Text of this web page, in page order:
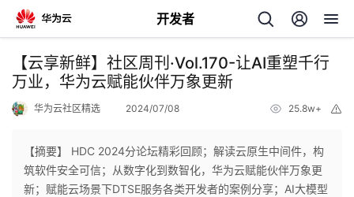
开发者
返
回
个
【云享新鲜】社区周刊·Vol.170-让AI重塑千行
万业，华为云赋能伙伴万象更新
华为云社区精选 2024/07/08 25.8w+
【摘要】 HDC 2024分论坛精彩回顾；解读云原生中间件，构
筑软件安全可信；从数字化到数智化，华为云赋能伙伴万象更
新；赋能云场景下DTSE服务各类开发者的案例分享；AI大模型